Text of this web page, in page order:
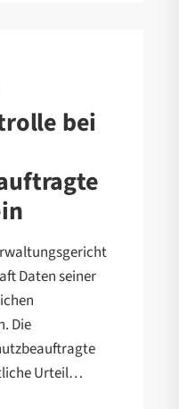
bei
Daten seiner
Die
Urteil…